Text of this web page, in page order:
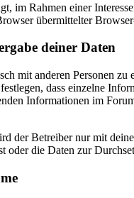
im Rahmen einer
übermittelter
deiner Daten
mit anderen Personen
dass einzelne
Informationen im
der Betreiber nur mit
oder die Daten zur